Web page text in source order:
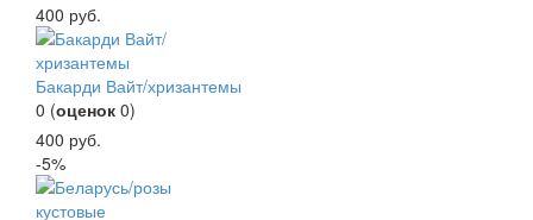
400 руб.
Бакарди Вайт/хризантемы
0 (оценок 0)
400 руб.
-5%